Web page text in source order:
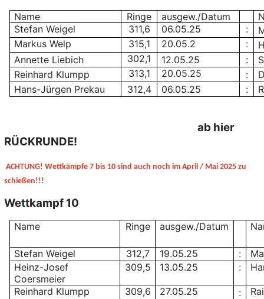
Name Ringe ausgew./Datum
Stefan Weigel
311,6 06.05.25 :
Markus Welp
315,1 20.05.2 :
Annette Liebich
302,1 12.05.25 :
Reinhard Klumpp
313,1 20.05.25 :
Hans-Jürgen Prekau
312,4 06.05.25 :
ab hier
RÜCKRUNDE!
ACHTUNG! Wettkämpfe 7 bis 10 sind auch noch im April / Mai 2025 zu
schießen!!!
Wettkampf 10
Name Ringe ausgew./Datum
Stefan Weigel 312,7 19.05.25 :
Heinz-Josef
Coersmeier
309,5 13.05.25 :
Reinhard Klumpp 309,6 27.05.25 :